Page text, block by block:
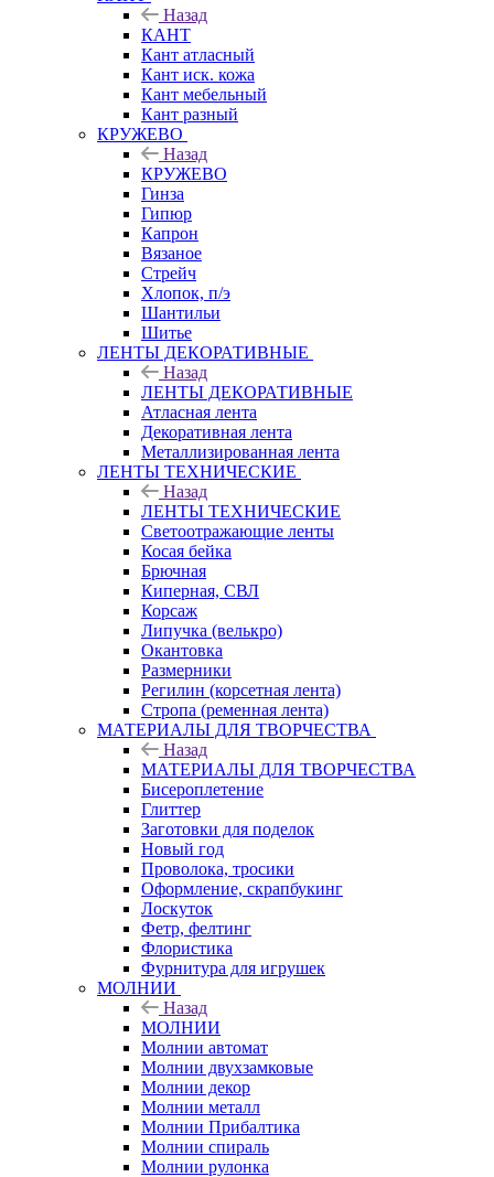
Назад
КАНТ
Кант атласный
Кант иск. кожа
Кант мебельный
Кант разный
КРУЖЕВО
Назад
КРУЖЕВО
Гинза
Гипюр
Капрон
Вязаное
Стрейч
Хлопок, п/э
Шантильи
Шитье
ЛЕНТЫ ДЕКОРАТИВНЫЕ
Назад
ЛЕНТЫ ДЕКОРАТИВНЫЕ
Атласная лента
Декоративная лента
Металлизированная лента
ЛЕНТЫ ТЕХНИЧЕСКИЕ
Назад
ЛЕНТЫ ТЕХНИЧЕСКИЕ
Светоотражающие ленты
Косая бейка
Брючная
Киперная, СВЛ
Корсаж
Липучка (велькро)
Окантовка
Размерники
Регилин (корсетная лента)
Стропа (ременная лента)
МАТЕРИАЛЫ ДЛЯ ТВОРЧЕСТВА
Назад
МАТЕРИАЛЫ ДЛЯ ТВОРЧЕСТВА
Бисероплетение
Глиттер
Заготовки для поделок
Новый год
Проволока, тросики
Оформление, скрапбукинг
Лоскуток
Фетр, фелтинг
Флористика
Фурнитура для игрушек
МОЛНИИ
Назад
МОЛНИИ
Молнии автомат
Молнии двухзамковые
Молнии декор
Молнии металл
Молнии Прибалтика
Молнии спираль
Молнии рулонка